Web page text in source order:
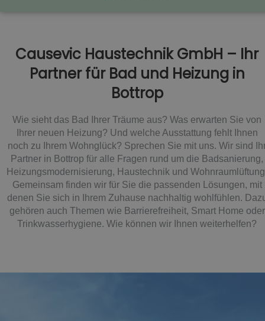
Causevic Haustechnik GmbH – Ihr
Partner für Bad und Heizung in
Bottrop
Wie sieht das Bad Ihrer Träume aus? Was erwarten Sie von
Ihrer neuen Heizung? Und welche Ausstattung fehlt Ihnen
noch zu Ihrem Wohnglück? Sprechen Sie mit uns. Wir sind
Partner in Bottrop für alle Fragen rund um die Badsanierung,
Heizungsmodernisierung, Haustechnik und
Gemeinsam finden wir für Sie die passenden Lösungen, mit
denen Sie sich in Ihrem Zuhause nachhaltig wohlfühlen.
gehören auch Themen wie Barrierefreiheit, Smart Home oder
Trinkwasserhygiene. Wie können wir Ihnen weiterhelfen?